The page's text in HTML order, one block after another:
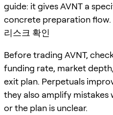
guide: it gives AVNT a
concrete preparation flow.
리스크 확인
Before trading AVNT,
funding rate, market
exit plan. Perpetuals
they also amplify mistakes
or the plan is unclear.